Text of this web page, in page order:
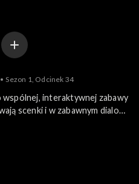
Sezon 1, Odcinek 34
wspólnej, interaktywnej zabawy
scenki i w zabawnym dialogu